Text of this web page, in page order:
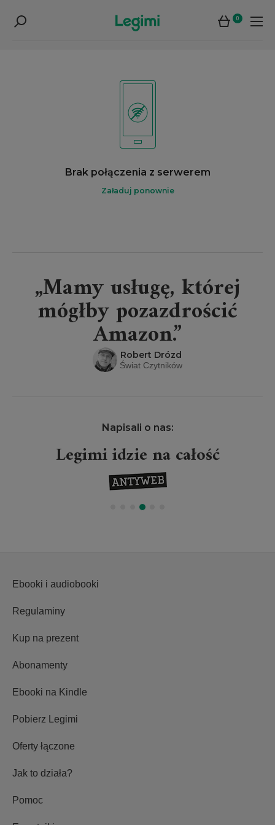
0
Brak połączenia z serwerem
Załaduj ponownie
„Mamy usługę, której
mógłby pozazdrościć
Amazon.”
Robert Drózd
Świat Czytników
Napisali o nas:
Legimi idzie na całość
Ebooki i audiobooki
Regulaminy
Kup na prezent
Abonamenty
Ebooki na Kindle
Pobierz Legimi
Oferty łączone
Jak to działa?
Pomoc